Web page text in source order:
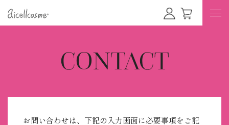
CONTACT
お問い合わせは、下記の入力画面に必要事項をご記